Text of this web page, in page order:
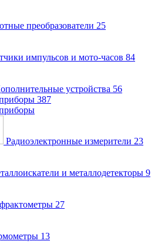
преобразователи 25
импульсов и мото-часов 84
устройства 56
387
Радиоэлектронные измерители 23
и металлодетекторы 9
27
13